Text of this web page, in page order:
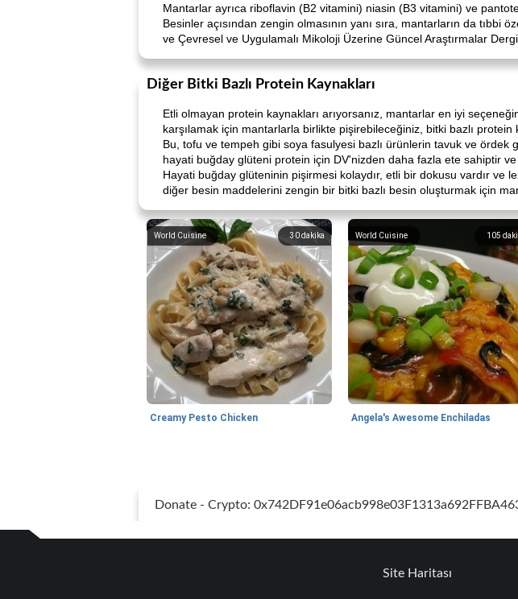
Mantarlar ayrıca riboflavin (B2 vitamini) niasin (B3 vitamini) ve
Besinler açısından zengin olmasının yanı sıra, mantarların da
ve Çevresel ve Uygulamalı Mikoloji Üzerine Güncel Araştırmalar
Diğer Bitki Bazlı Protein Kaynakları
Etli olmayan protein kaynakları arıyorsanız, mantarlar en iyi
karşılamak için mantarlarla birlikte pişirebileceğiniz, bitki bazlı protein
Bu, tofu ve tempeh gibi soya fasulyesi bazlı ürünlerin tavuk ve ördek
hayati buğday glüteni protein için DV'nizden daha fazla ete sahiptir
Hayati buğday glüteninin pişirmesi kolaydır, etli bir dokusu vardır ve
diğer besin maddelerini zengin bir bitki bazlı besin oluşturmak için
30dakika
World Cuisine
Creamy Pesto Chicken
105
World Cuisine
Angela's Awesome Enchiladas
Donate - Crypto:
Site Haritası